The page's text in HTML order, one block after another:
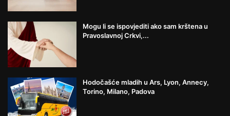
Mogu li se ispovjediti ako sam krštena u
Pravoslavnoj Crkvi,...
Hodočašće mladih u Ars, Lyon, Annecy,
Torino, Milano, Padova